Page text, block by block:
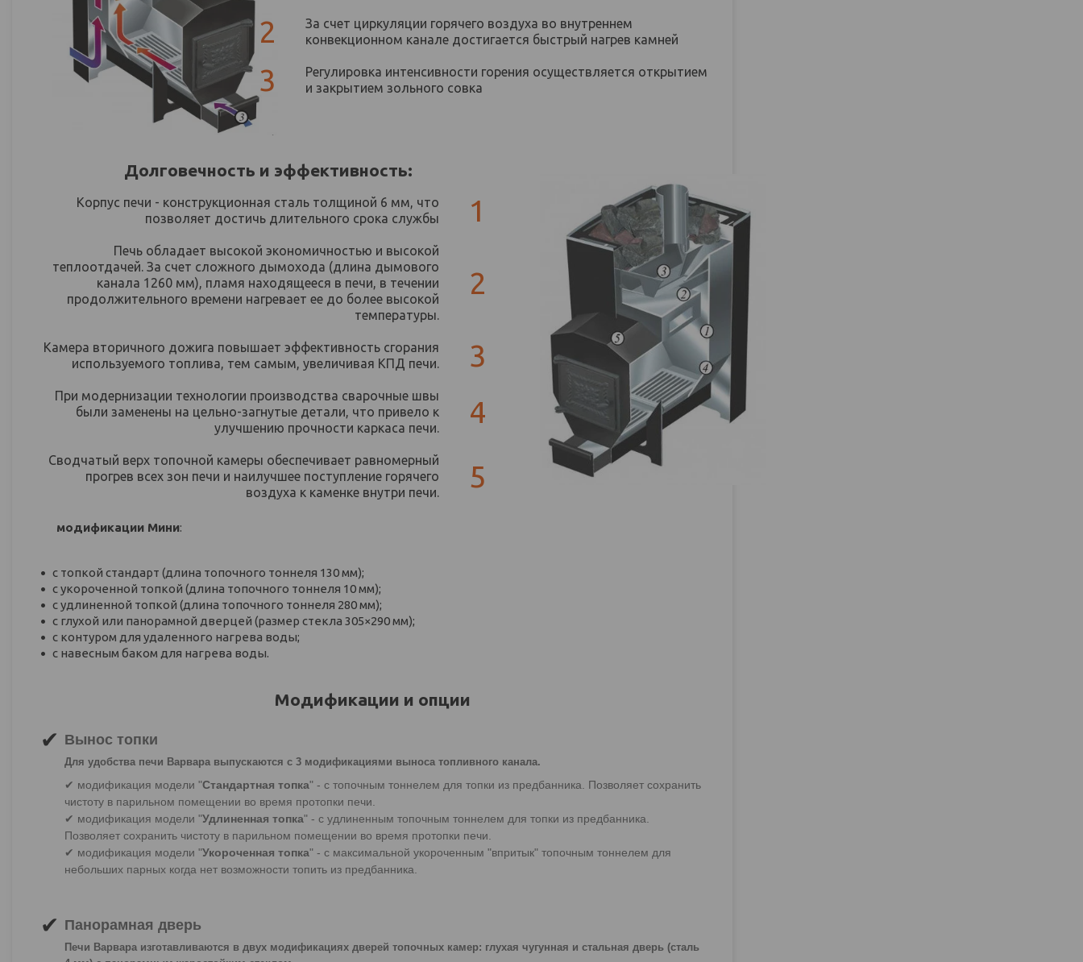
2
За счет циркуляции горячего воздуха во внутреннем
конвекционном канале достигается быстрый нагрев камней
3
Регулировка интенсивности горения осуществляется открытием
и закрытием зольного совка
Долговечность и эффективность:
Корпус печи - конструкционная сталь толщиной 6 мм, что
позволяет достичь длительного срока службы
1
Печь обладает высокой экономичностью и высокой
теплоотдачей. За счет сложного дымохода (длина дымового
канала 1260 мм), пламя находящееся в печи, в течении
продолжительного времени нагревает ее до более высокой
температуры.
2
Камера вторичного дожига повышает эффективность сгорания
используемого топлива, тем самым, увеличивая КПД печи.
3
При модернизации технологии производства сварочные швы
были заменены на цельно-загнутые детали, что привело к
улучшению прочности каркаса печи.
4
Сводчатый верх топочной камеры обеспечивает равномерный
прогрев всех зон печи и наилучшее поступление горячего
воздуха к каменке внутри печи.
5
модификации Мини:
с топкой стандарт (длина топочного тоннеля 130 мм);
с укороченной топкой (длина топочного тоннеля 10 мм);
с удлиненной топкой (длина топочного тоннеля 280 мм);
с глухой или панорамной дверцей (размер стекла 305×290 мм);
с контуром для удаленного нагрева воды;
с навесным баком для нагрева воды.
Модификации и опции
✔ Вынос топки
Для удобства печи Варвара выпускаются с 3 модификациями выноса топливного канала.
✔ модификация модели "Стандартная топка" - с топочным тоннелем для топки из предбанника. Позволяет сохранить
чистоту в парильном помещении во время протопки печи.
✔ модификация модели "Удлиненная топка" - с удлиненным топочным тоннелем для топки из предбанника.
Позволяет сохранить чистоту в парильном помещении во время протопки печи.
✔ модификация модели "Укороченная топка" - с максимальной укороченным "впритык" топочным тоннелем для
небольших парных когда нет возможности топить из предбанника.
✔ Панорамная дверь
Печи Варвара изготавливаются в двух модификациях дверей топочных камер: глухая чугунная и стальная дверь (сталь